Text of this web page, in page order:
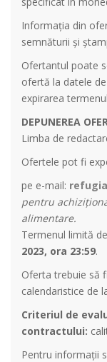
Informația din
semnăturii și
Ofertantul poate
ofertă la datele
expirarea
DEPUNEREA
Limba de
Ofertele pot fi
pe e-mail:
pentru
alimentare.
Termenul limită
2023, ora 23:59.
Oferta trebuie să
calendaristice de
Criteriul de
contractului:
Pentru informații